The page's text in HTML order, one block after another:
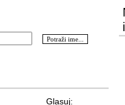
Glasuj: